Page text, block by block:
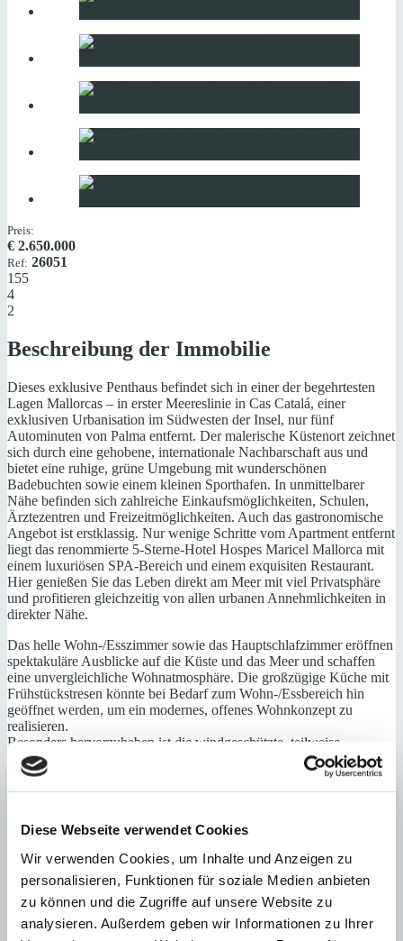
Diese Webseite verwendet Cookies
Wir verwenden Cookies, um Inhalte und Anzeigen zu
personalisieren, Funktionen für soziale Medien anbieten
zu können und die Zugriffe auf unsere Website zu
analysieren. Außerdem geben wir Informationen zu Ihrer
Preis:
€ 2.650.000
Ref: 26051
155
4
2
Beschreibung der Immobilie
Dieses exklusive Penthaus befindet sich in einer der begehrtesten
Lagen Mallorcas – in erster Meereslinie in Cas Catalá, einer
exklusiven Urbanisation im Südwesten der Insel, nur fünf
Autominuten von Palma entfernt. Der malerische Küstenort zeichnet
sich durch eine gehobene, internationale Nachbarschaft aus und
bietet eine ruhige, grüne Umgebung mit wunderschönen
Badebuchten sowie einem kleinen Sporthafen. In unmittelbarer
Nähe befinden sich zahlreiche Einkaufsmöglichkeiten, Schulen,
Ärztezentren und Freizeitmöglichkeiten. Auch das gastronomische
Angebot ist erstklassig. Nur wenige Schritte vom Apartment entfernt
liegt das renommierte 5-Sterne-Hotel Hospes Maricel Mallorca mit
einem luxuriösen SPA-Bereich und einem exquisiten Restaurant.
Hier genießen Sie das Leben direkt am Meer mit viel Privatsphäre
und profitieren gleichzeitig von allen urbanen Annehmlichkeiten in
direkter Nähe.
Das helle Wohn-/Esszimmer sowie das Hauptschlafzimmer eröffnen
spektakuläre Ausblicke auf die Küste und das Meer und schaffen
eine unvergleichliche Wohnatmosphäre. Die großzügige Küche mit
Frühstückstresen könnte bei Bedarf zum Wohn-/Essbereich hin
geöffnet werden, um ein modernes, offenes Wohnkonzept zu
realisieren.
Besonders hervorzuheben ist die windgeschützte, teilweise
überdachte Terrasse, die nahezu ganzjährig genutzt werden kann.
Die Residenz umfasst nur drei Apartments und bietet einen schönen,
kleinen, ruhigen Strand, der fast ausschließlich von den Anwohnern
genutzt wird – ein privates Paradies, um das Meer und die Sonne
ungestört zu genießen.
Zu Penthaus gehören eine private, geschlossene Garage sowie ein
PKW-Stellplatz.
Wohn-/Esszimmer, Küche, 4 Schlafzimmer, 2 Bäder